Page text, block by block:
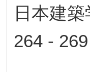
日本建
264 -